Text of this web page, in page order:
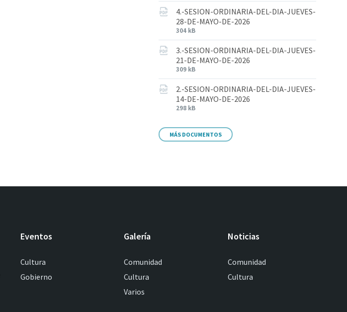
4.-SESION-ORDINARIA-DEL-DIA-JUEVES-
28-DE-MAYO-DE-2026
304 kB
3.-SESION-ORDINARIA-DEL-DIA-JUEVES-
21-DE-MAYO-DE-2026
309 kB
2.-SESION-ORDINARIA-DEL-DIA-JUEVES-
14-DE-MAYO-DE-2026
298 kB
MÁS DOCUMENTOS
Eventos
Cultura
Gobierno
Galería
Comunidad
Cultura
Varios
Noticias
Comunidad
Cultura